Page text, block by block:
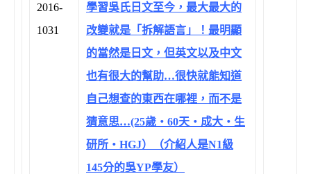
2016-
1031
學習吳氏日文至今，最大最大的
改變就是「拆解語言」！最明顯
的當然是日文，但英文以及中文
也有很大的幫助…很快就能知道
自己想查的東西在哪裡，而不是
猜意思…(25歲‧60天‧成大‧生
研所‧HGJ）（介紹人是N1級
145分的吳YP學友）